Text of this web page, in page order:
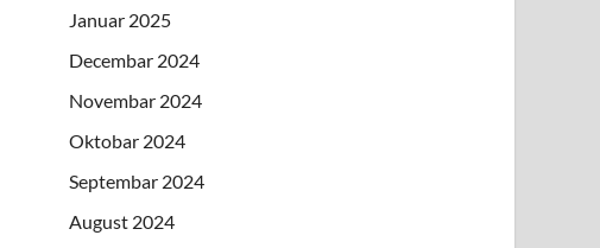
Januar 2025
Decembar 2024
Novembar 2024
Oktobar 2024
Septembar 2024
August 2024